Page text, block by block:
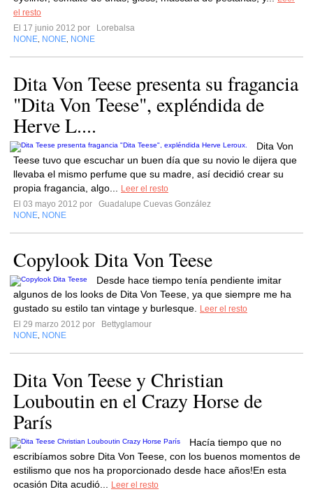
el resto
El 17 junio 2012 por
Lorebalsa
NONE NONE NONE
Dita Von Teese presenta su fragancia
"Dita Von Teese", expléndida de
Herve L....
Dita Von
Teese tuvo que escuchar un buen día que su novio le dijera que
llevaba el mismo perfume que su madre, así decidió crear su
propia fragancia, algo...
Leer el resto
El 03 mayo 2012 por
Guadalupe Cuevas González
NONE NONE
Copylook Dita Von Teese
Desde hace tiempo tenía pendiente imitar
algunos de los looks de Dita Von Teese, ya que siempre me ha
gustado su estilo tan vintage y burlesque.
Leer el resto
El 29 marzo 2012 por
Bettyglamour
NONE NONE
Dita Von Teese y Christian
Louboutin en el Crazy Horse de
París
Hacía tiempo que no
escribíamos sobre Dita Von Teese, con los buenos momentos de
estilismo que nos ha proporcionado desde hace años!En esta
ocasión Dita acudió...
Leer el resto